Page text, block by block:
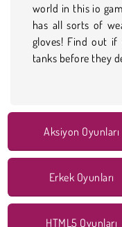
world in this io
has all sorts of
gloves! Find out if
tanks before they
Aksiyon Oyunları
Erkek Oyunları
HTML5 Oyunları